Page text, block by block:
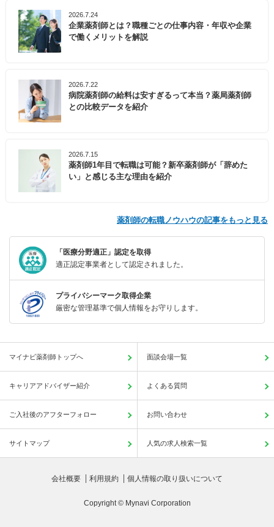
2026.7.24
企業薬剤師とは？職種ごとの仕事内容・年収や企業
で働くメリットを解説
2026.7.22
病院薬剤師の給料は安すぎるって本当？薬局薬剤師
との比較データを紹介
2026.7.15
薬剤師1年目で転職は可能？新卒薬剤師が「辞めた
い」と感じる主な理由を紹介
薬剤師の転職ノウハウの記事をもっと見る
「医療分野適正」認定を取得
適正認定事業者として認定されました。
プライバシーマーク取得企業
厳密な管理基準で個人情報をお守りします。
マイナビ薬剤師トップへ 面談会場一覧
キャリアアドバイザー紹介 よくある質問
ご入社後のアフターフォロー お問い合わせ
サイトマップ 人気の求人検索一覧
会社概要 利用規約 個人情報の取り扱いについて
Copyright © Mynavi Corporation